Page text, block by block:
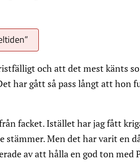
och att det mest känts
har gått så pass långt att hon
facket. Istället har jag fått
stämmer. Men det har varit en
av att hålla en god ton med